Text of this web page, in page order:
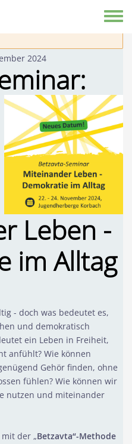
2024
Leben -
im Alltag
- doch was bedeutet es,
und demokratisch
ein Leben in Freiheit,
anfühlt? Wie können
Gehör finden, ohne
fühlen? Wie können wir
nutzen und miteinander
der „Betzavta“-Methode